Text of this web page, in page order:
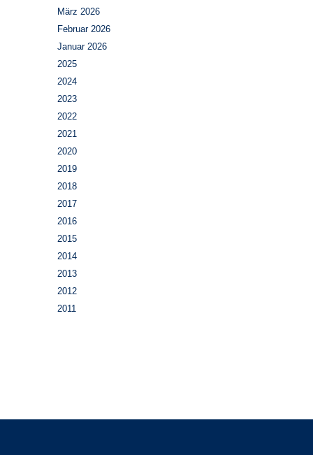
März 2026
Februar 2026
Januar 2026
2025
2024
2023
2022
2021
2020
2019
2018
2017
2016
2015
2014
2013
2012
2011